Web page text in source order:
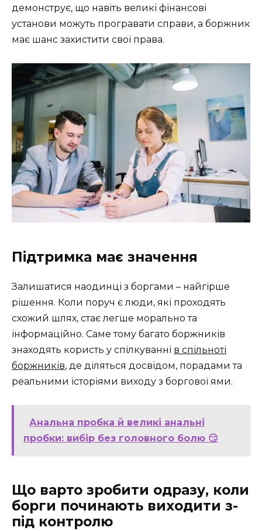
демонструє, що навіть великі фінансові
установи можуть програвати справи, а боржник
має шанс захистити свої права.
Підтримка має значення
Залишатися наодинці з боргами – найгірше
рішення. Коли поруч є люди, які проходять
схожий шлях, стає легше морально та
інформаційно. Саме тому багато боржників
знаходять користь у спілкуванні в спільноті
боржників, де діляться досвідом, порадами та
реальними історіями виходу з боргової ями.
Анальна пробка й великі анальні
пробки: вибір без головного болю 😏
Що варто зробити одразу, коли
борги починають виходити з-
під контролю